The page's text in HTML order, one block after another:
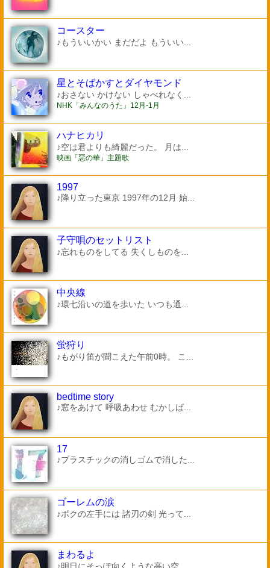
コースター
♪もういいかい まだだよ もういい...
星とそばかすとダイヤモンド
♪おさない かけない しゃべれなく...
NHK「みんなのうた」12月-1月
ハナヒカリ
♪空は君よりも綺麗だった。 月は...
映画「惡の華」主題歌
1997
♪降り立った東京 1997年の12月 始...
子守唄のセットリスト
♪忘れものをしてる 失くしものを...
中央線
♪環七沿いの道を歩いた いつも通...
蛍狩り
♪もがり笛が聞こえた午前0時。 こ...
bedtime story
♪窓をあけて 呼吸あわせ むかしば...
17
♪プラスチックの消しゴムで消した...
ゴーレムの涙
♪ボクの左手には 諸刃の剣 光って...
まわるよ